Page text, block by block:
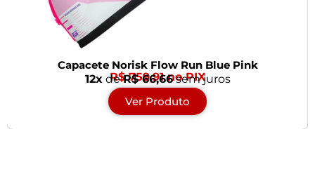
Capacete Norisk Flow Run Blue Pink
R$ 759,91 no PIX
12x deR$ 66,66sem juros
Ver Produto